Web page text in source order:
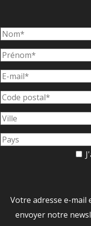
Votre adresse e-
envoyer notre